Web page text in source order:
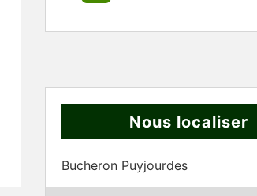
Nous localiser
Bucheron Puyjourdes